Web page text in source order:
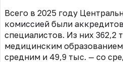
Всего в 2025 году
комиссией были
специалистов. Из них 362,2
медицинским
средним и 49,9 тыс. — со